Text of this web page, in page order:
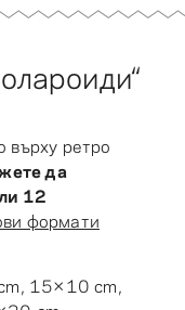
върху ретро
да
12
формати
15×10 cm,